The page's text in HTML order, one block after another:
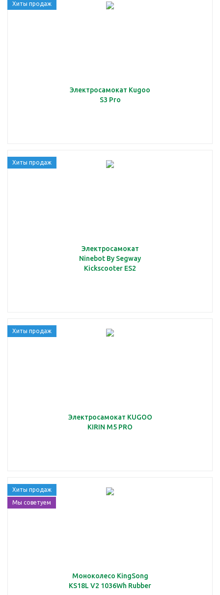
Хиты продаж
Электросамокат Kugoo
S3 Pro
Хиты продаж
Электросамокат
Ninebot By Segway
Kickscooter ES2
Хиты продаж
Электросамокат KUGOO
KIRIN M5 PRO
Хиты продаж
Мы советуем
Моноколесо KingSong
KS18L V2 1036Wh Rubber